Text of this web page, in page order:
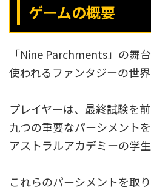
ゲームの概要
「Nine Parchments」の舞
使われるファンタジーの世
プレイヤーは、最終試験を
九つの重要なパーシメント
アストラルアカデミーの学
これらのパーシメントを取り